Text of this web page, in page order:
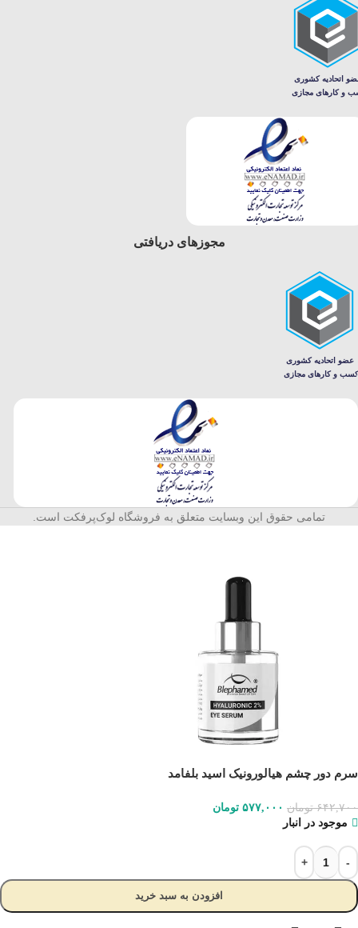
مجوزهای دریافتی
تمامی حقوق این وبسایت متعلق به فروشگاه لوک‌پرفکت است.
سرم دور چشم هیالورونیک اسید بلفامد
۶۴۲,۷۰۰ تومان ۵۷۷,۰۰۰ تومان
موجود در انبار
افزودن به سبد خرید